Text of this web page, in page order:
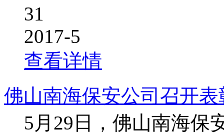
31
2017-5
查看详情
佛山南海保安公司召开表
5月29日，佛山南海保